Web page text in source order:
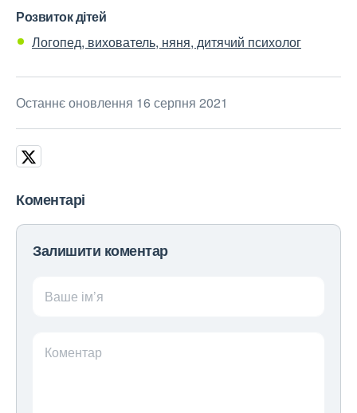
Розвиток дітей
Логопед, вихователь, няня, дитячий психолог
Останнє оновлення 16 серпня 2021
Коментарі
Залишити коментар
Ваше ім’я
Коментар